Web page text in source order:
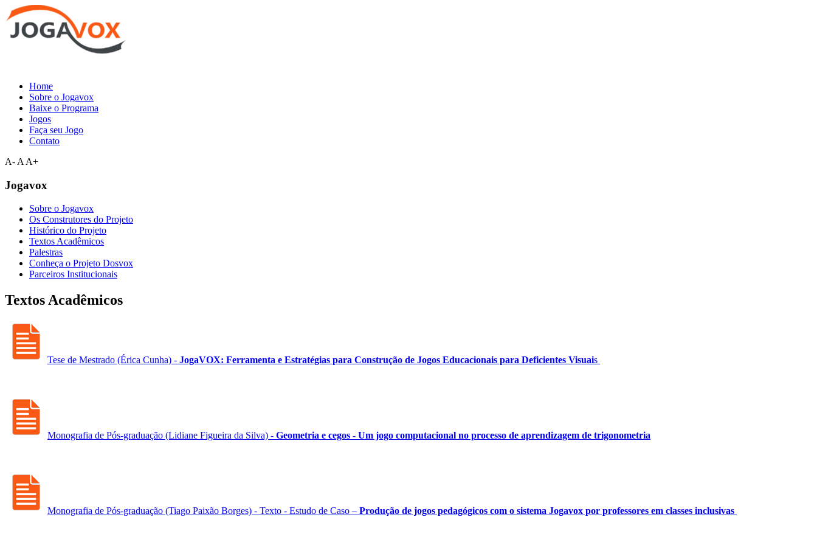
Home
Sobre o Jogavox
Baixe o Programa
Jogos
Faça seu Jogo
Contato
A- A A+
Jogavox
Sobre o Jogavox
Os Construtores do Projeto
Histórico do Projeto
Textos Acadêmicos
Palestras
Conheça o Projeto Dosvox
Parceiros Institucionais
Textos Acadêmicos
Tese de Mestrado (Érica Cunha) - JogaVOX: Ferramenta e Estratégias para Construção de Jogos Educacionais para Deficientes Visuais
Monografia de Pós-graduação (Lidiane Figueira da Silva) - Geometria e cegos - Um jogo computacional no processo de aprendizagem de trigonometria
Monografia de Pós-graduação (Tiago Paixão Borges) - Texto - Estudo de Caso – Produção de jogos pedagógicos com o sistema Jogavox por professores em classes inclusivas